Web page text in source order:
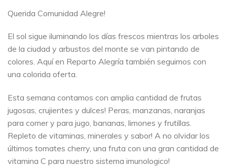
Querida Comunidad Alegre!
El sol sigue iluminando los días frescos mientras los arboles
de la ciudad y arbustos del monte se van pintando de
colores. Aquí en Reparto Alegría también seguimos con
una colorida oferta.
Esta semana contamos con amplia cantidad de frutas
jugosas, crujientes y dulces! Peras, manzanas, naranjas
para comer y para jugo, bananas, limones y frutillas.
Repleto de vitaminas, minerales y sabor! A no olvidar los
últimos tomates cherry, una fruta con una gran cantidad de
vitamina C para nuestro sistema imunologico!